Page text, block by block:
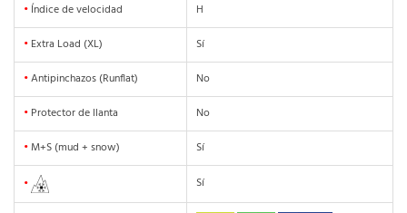
• Índice de velocidad
H
• Extra Load (XL)
Sí
•Antipinchazos (Runflat)
No
• Protector de llanta
No
• M+S (mud + snow) Sí
• Sí